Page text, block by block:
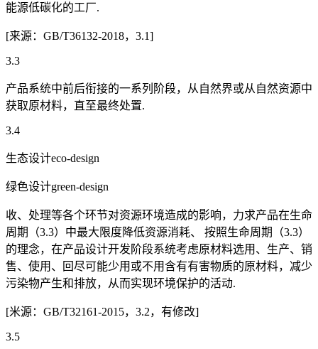
能源低碳化的工厂.
[来源：GB/T36132-2018，3.1]
3.3
产品系统中前后衔接的一系列阶段，从自然界或从自然资源中
获取原材料，直至最终处置.
3.4
生态设计eco-design
绿色设计green-design
收、处理等各个环节对资源环境造成的影响，力求产品在生命
周期（3.3）中最大限度降低资源消耗、 按照生命周期（3.3）
的理念，在产品设计开发阶段系统考虑原材料选用、生产、销
售、使用、回尽可能少用或不用含有有害物质的原材料，减少
污染物产生和排放，从而实现环境保护的活动.
[米源：GB/T32161-2015，3.2，有修改]
3.5